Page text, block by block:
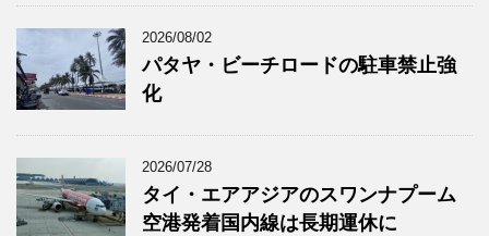
2026/08/02
パタヤ・ビーチロードの駐車禁止強
化
2026/07/28
タイ・エアアジアのスワンナプーム
空港発着国内線は長期運休に